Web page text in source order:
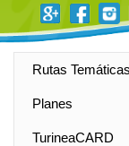
Rutas Temáticas
Planes
TurineaCARD